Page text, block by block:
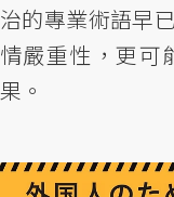
治的專業術語早
情嚴重性，更可
果。